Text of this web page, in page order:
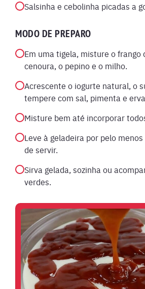
Salsinha e cebolinha picadas a
MODO DE PREPARO
Em uma tigela, misture o frango
cenoura, o pepino e o milho.
Acrescente o iogurte natural, o
tempere com sal, pimenta e
Misture bem até incorporar
Leve à geladeira por pelo
de servir.
Sirva gelada, sozinha ou
verdes.